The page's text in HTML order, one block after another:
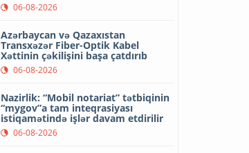
06-08-2026
Azərbaycan və Qazaxıstan
Transxəzər Fiber-Optik Kabel
Xəttinin çəkilişini başa çatdırıb
06-08-2026
Nazirlik: “Mobil notariat” tətbiqinin
“mygov”a tam inteqrasiyası
istiqamətində işlər davam etdirilir
06-08-2026